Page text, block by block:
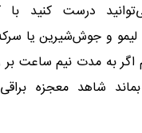
درست کنید
و جوش‌شیرین یا
اگر به مدت نیم ساعت
بماند شاهد معجزه